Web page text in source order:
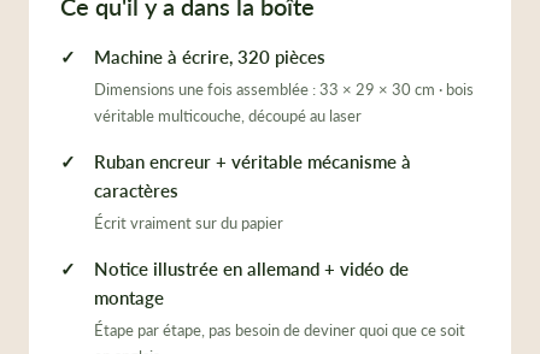
Machine à écrire, 320 pièces
Dimensions une fois assemblée : 33 × 29 × 30 cm · bois
véritable multicouche, découpé au laser
Ruban encreur + véritable mécanisme à
caractères
Écrit vraiment sur du papier
Notice illustrée en allemand + vidéo de
montage
Étape par étape, pas besoin de deviner quoi que ce soit